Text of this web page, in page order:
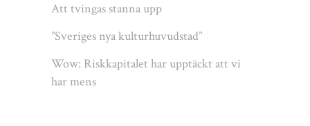
Att tvingas stanna upp
”Sveriges nya kulturhuvudstad”
Wow: Riskkapitalet har upptäckt att vi
har mens